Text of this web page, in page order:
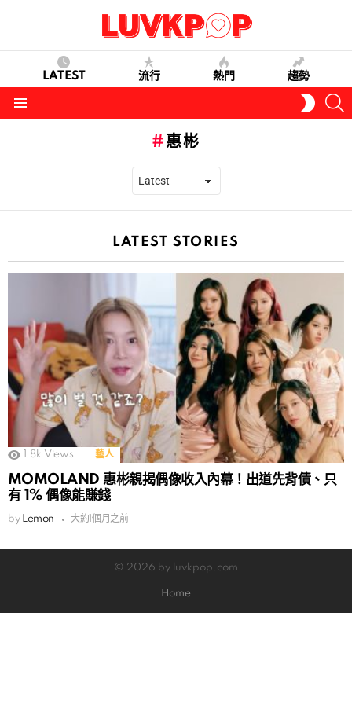
LATEST 流行 熱門 趨勢
SKIN
惠彬
LATEST STORIES
1.8k Views 藝人
MOMOLAND 惠彬親揭偶像收入內幕！出道先背債、只
有 1% 偶像能賺錢
by Lemon 大約1個月之前
© 2026 by luvkpop.com
Home